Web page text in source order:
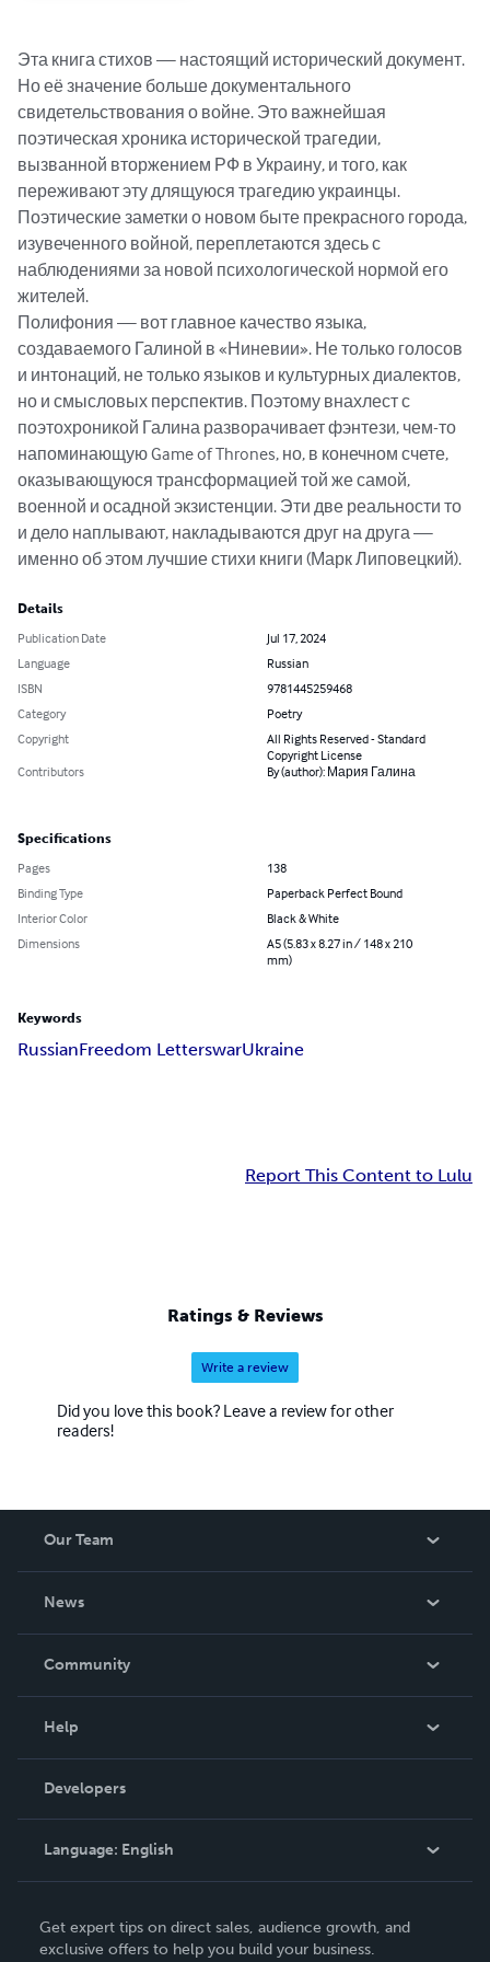
Эта книга стихов — настоящий исторический документ.
Но её значение больше документального
свидетельствования о войне. Это важнейшая
поэтическая хроника исторической трагедии,
вызванной вторжением РФ в Украину, и того, как
переживают эту длящуюся трагедию украинцы.
Поэтические заметки о новом быте прекрасного города,
изувеченного войной, переплетаются здесь с
наблюдениями за новой психологической нормой его
жителей.
Полифония — вот главное качество языка,
создаваемого Галиной в «Ниневии». Не только голосов
и интонаций, не только языков и культурных диалектов,
но и смысловых перспектив. Поэтому внахлест с
поэтохроникой Галина разворачивает фэнтези, чем-то
напоминающую Game of Thrones, но, в конечном счете,
оказывающуюся трансформацией той же самой,
военной и осадной экзистенции. Эти две реальности то
и дело наплывают, накладываются друг на друга —
именно об этом лучшие стихи книги (Марк Липовецкий).
Details
Publication Date
Jul 17, 2024
Language
Russian
ISBN
9781445259468
Category
Poetry
Copyright
All Rights Reserved - Standard
Copyright License
Contributors
By (author): Мария Галина
Specifications
Pages
138
Binding Type
Paperback Perfect Bound
Interior Color
Black & White
Dimensions
A5 (5.83 x 8.27 in / 148 x 210
mm)
Keywords
RussianFreedom LetterswarUkraine
Report This Content to Lulu
Ratings & Reviews
Write a review
Did you love this book? Leave a review for other
readers!
Our Team
News
In The News
Community
Podcast
Help
Order Lookup
Knowledge Base
Contact Support
Developers
Language: English
Deutsch
Get expert tips on direct sales, audience growth, and
exclusive offers to help you build your business.